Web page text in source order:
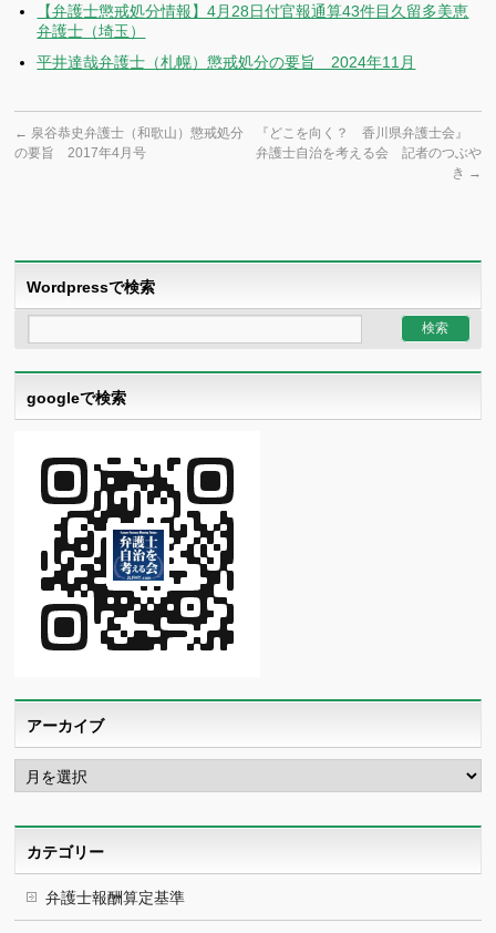
【弁護士懲戒処分情報】4月28日付官報通算43件目久留多美恵
弁護士（埼玉）
平井達哉弁護士（札幌）懲戒処分の要旨 2024年11月
← 泉谷恭史弁護士（和歌山）懲戒処分
の要旨 2017年4月号
『どこを向く？ 香川県弁護士会』
弁護士自治を考える会 記者のつぶや
き →
Wordpressで検索
googleで検索
アーカイブ
ア
ー
カ
カテゴリー
弁護士報酬算定基準